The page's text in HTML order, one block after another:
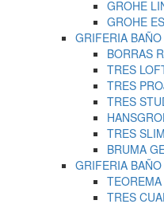
GROHE
GROHE
GRIFERIA
BORRAS
TRES
TRES
TRES
TRES
BRUMA
GRIFERIA
TRES